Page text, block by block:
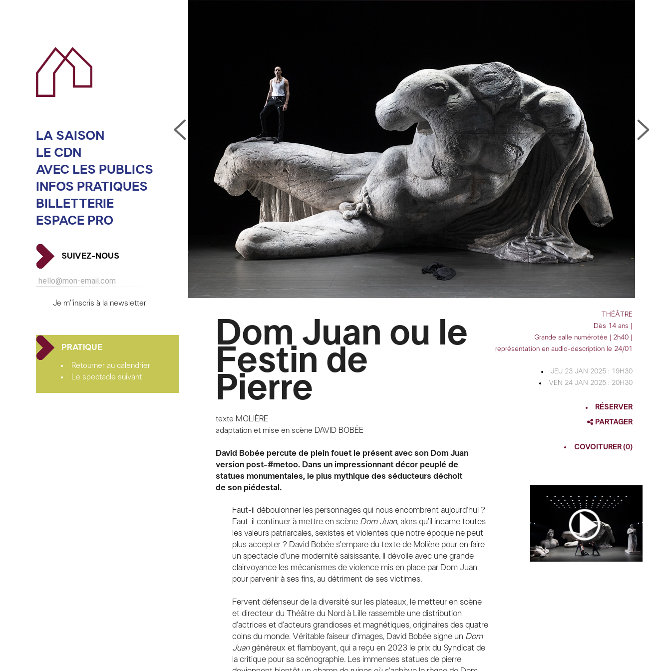
LA SAISON
LE CDN
AVEC LES PUBLICS
INFOS PRATIQUES
BILLETTERIE
ESPACE PRO
SUIVEZ-NOUS
Je m''inscris à la newsletter
PRATIQUE
Retourner au calendrier
Le spectacle suivant
Dom Juan ou le
Festin de
Pierre
texte MOLIÈRE
adaptation et mise en scène
DAVID BOBÉE
David Bobée percute de plein fouet le présent avec son Dom Juan
version post-#metoo. Dans un impressionnant décor peuplé de
statues monumentales, le plus mythique des séducteurs déchoit
de son piédestal.
Faut-il déboulonner les personnages qui nous encombrent aujourd’hui ?
Faut-il continuer à mettre en scène Dom Juan, alors qu’il incarne toutes
les valeurs patriarcales, sexistes et violentes que notre époque ne peut
plus accepter ? David Bobée s’empare du texte de Molière pour en faire
un spectacle d’une modernité saisissante. Il dévoile avec une grande
clairvoyance les mécanismes de violence mis en place par Dom Juan
pour parvenir à ses fins, au détriment de ses victimes.
Fervent défenseur de la diversité sur les plateaux, le metteur en scène
et directeur du Théâtre du Nord à Lille rassemble une distribution
d’actrices et d’acteurs grandioses et magnétiques, originaires des quatre
coins du monde. Véritable faiseur d’images, David Bobée signe un Dom
Juangénéreux et flamboyant, qui a reçu en 2023 le prix du Syndicat de
la critique pour sa scénographie. Les immenses statues de pierre
THÉÂTRE
Dès 14 ans |
Grande salle numérotée | 2h40 |
représentation en audio-description le 24/01
JEU 23 JAN 2025 : 19H30
VEN 24 JAN 2025 : 20H30
RÉSERVER
PARTAGER
COVOITURER(0)